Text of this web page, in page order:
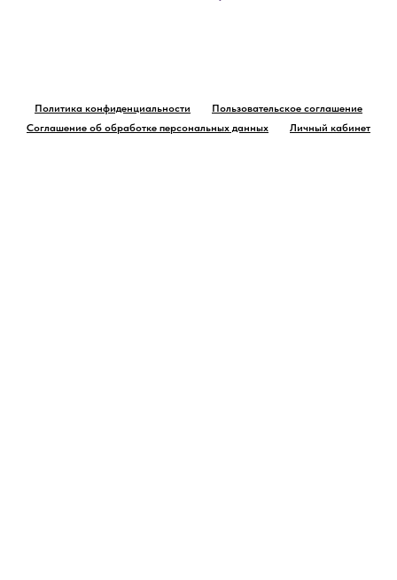
Политика конфиденциальности
Пользовательское соглашение
Соглашение об обработке персональных данных
Личный кабинет